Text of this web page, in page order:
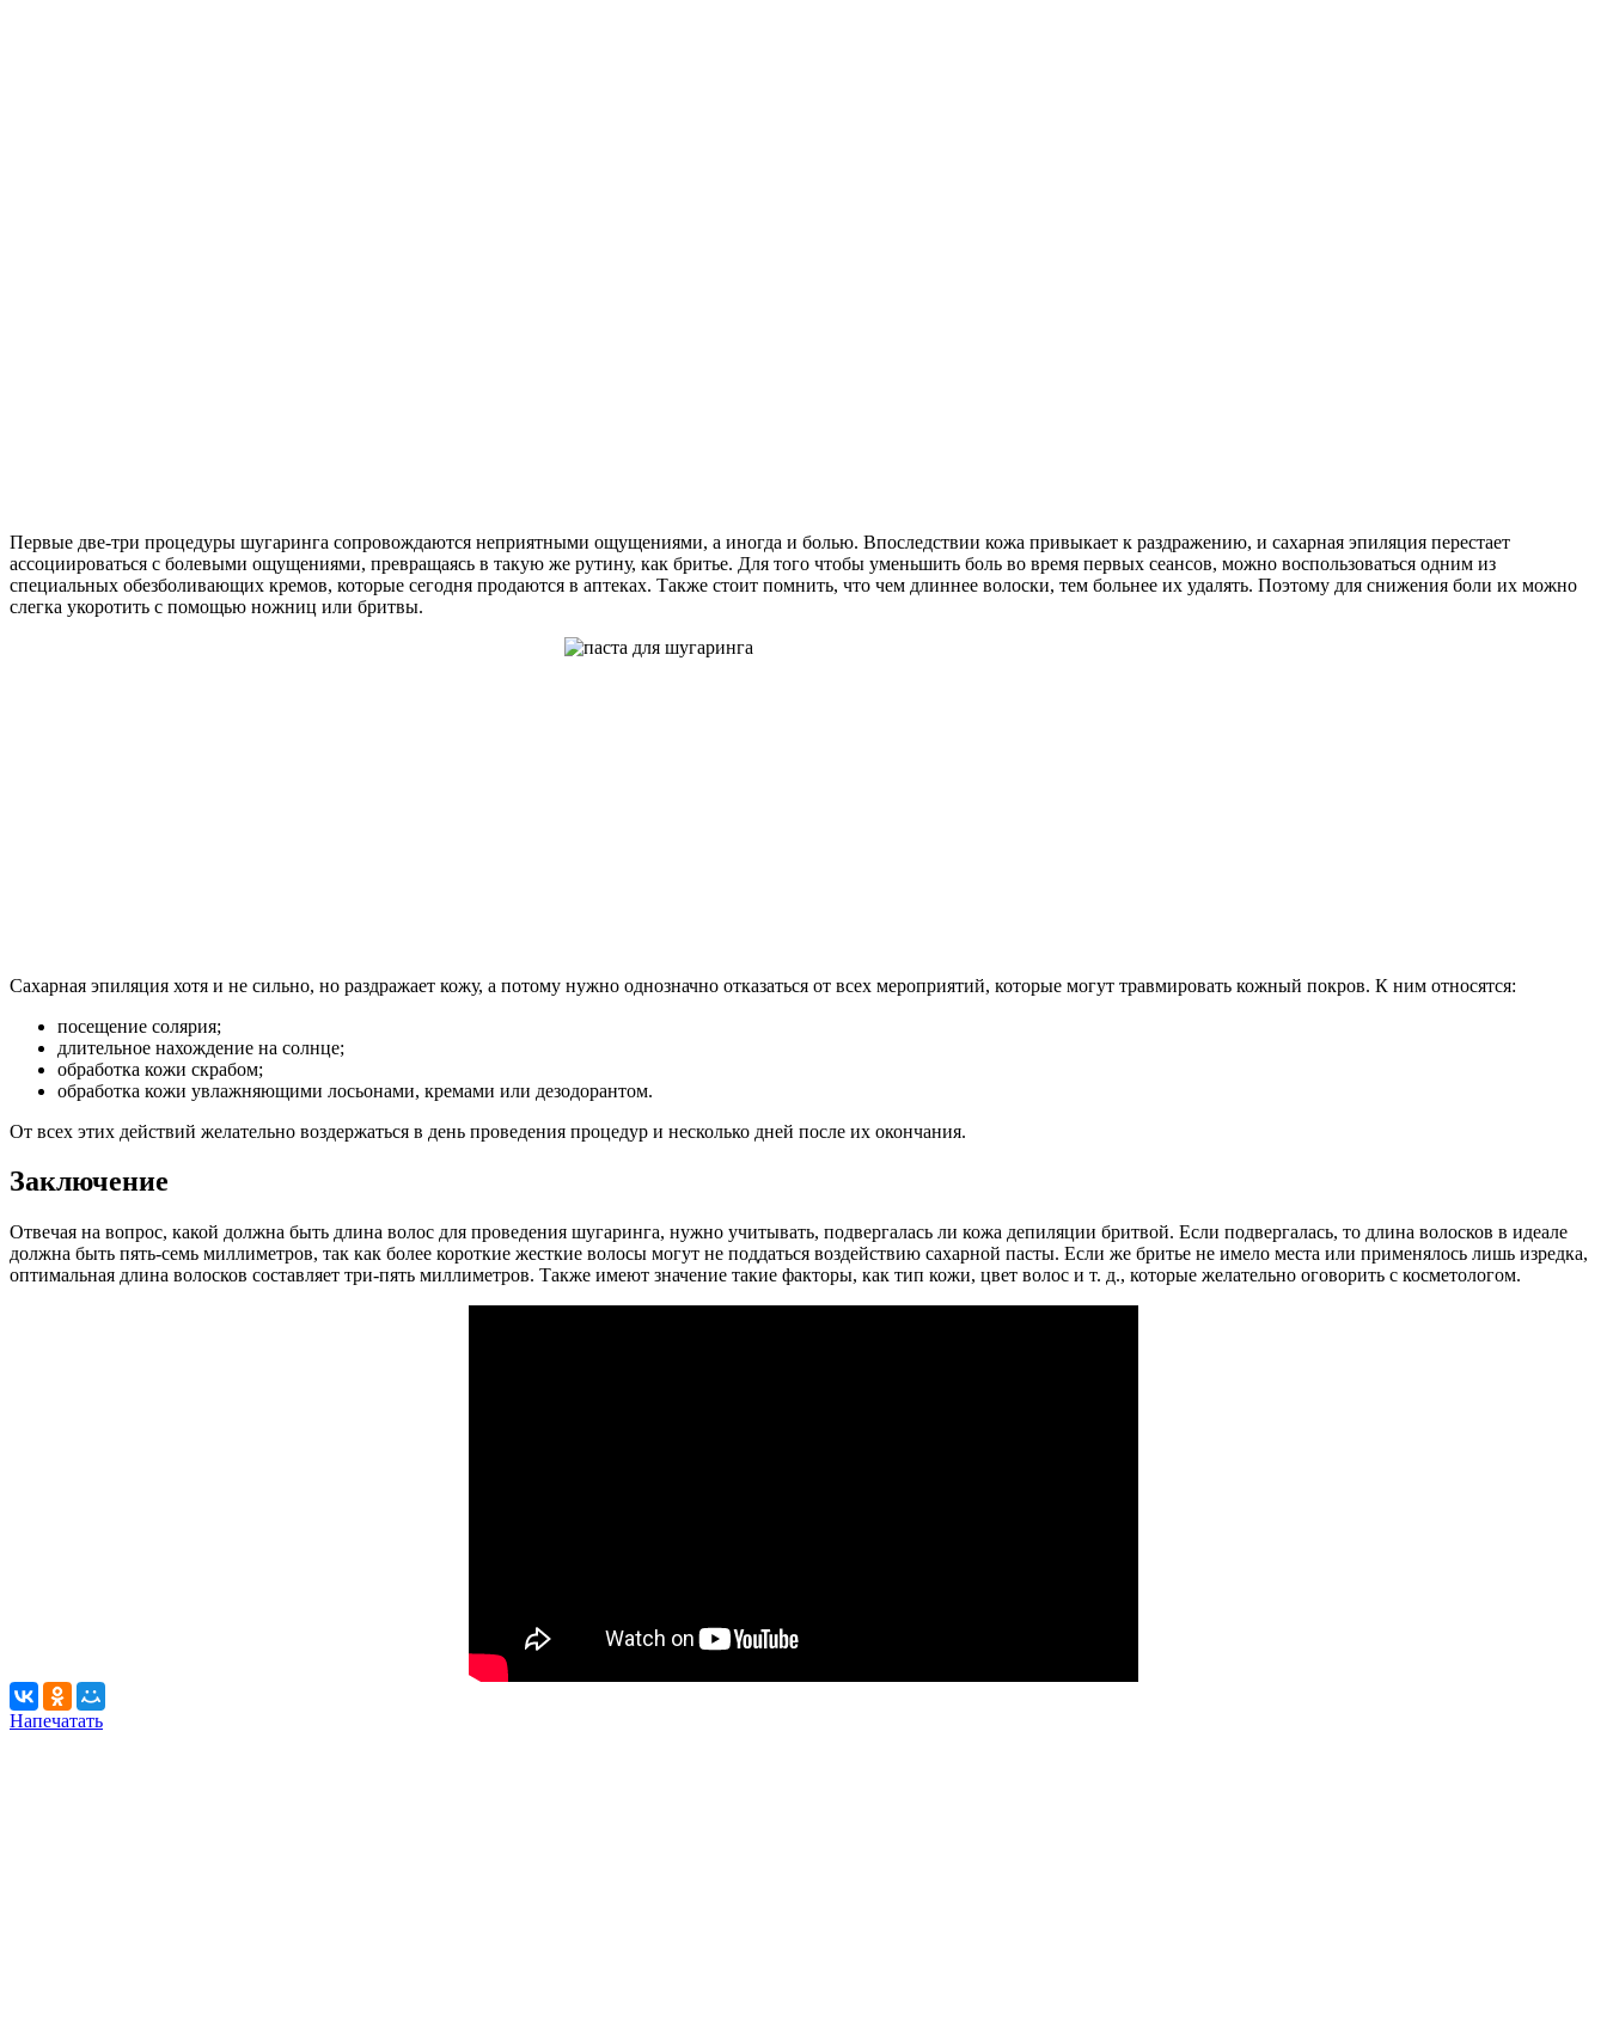
Первые две-три процедуры шугаринга сопровождаются неприятными ощущениями, а иногда и болью. Впоследствии кожа привыкает к раздражению, и сахарная эпиляция перестает
ассоциироваться с болевыми ощущениями, превращаясь в такую же рутину, как бритье. Для того чтобы уменьшить боль во время первых сеансов, можно воспользоваться одним из
специальных обезболивающих кремов, которые сегодня продаются в аптеках. Также стоит помнить, что чем длиннее волоски, тем больнее их удалять. Поэтому для снижения боли их можно
слегка укоротить с помощью ножниц или бритвы.
Сахарная эпиляция хотя и не сильно, но раздражает кожу, а потому нужно однозначно отказаться от всех мероприятий, которые могут травмировать кожный покров. К ним относятся:
посещение солярия;
длительное нахождение на солнце;
обработка кожи скрабом;
обработка кожи увлажняющими лосьонами, кремами или дезодорантом.
От всех этих действий желательно воздержаться в день проведения процедур и несколько дней после их окончания.
Заключение
Отвечая на вопрос, какой должна быть длина волос для проведения шугаринга, нужно учитывать, подвергалась ли кожа депиляции бритвой. Если подвергалась, то длина волосков в идеале
должна быть пять-семь миллиметров, так как более короткие жесткие волосы могут не поддаться воздействию сахарной пасты. Если же бритье не имело места или применялось лишь изредка,
оптимальная длина волосков составляет три-пять миллиметров. Также имеют значение такие факторы, как тип кожи, цвет волос и т. д., которые желательно оговорить с косметологом.
Напечатать